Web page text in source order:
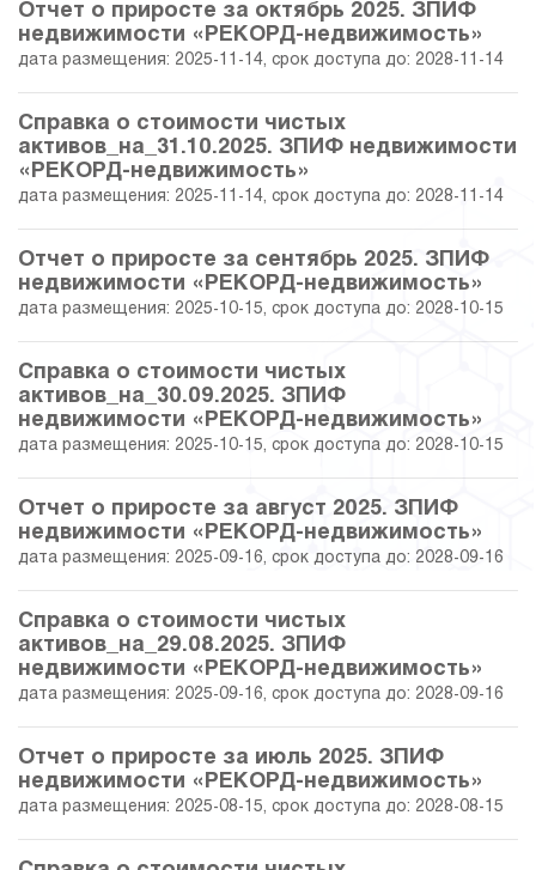
28.02.2023 46.85 35 977 134.78
31.01.2023 50.00 37 140 346.10
30.12.2022 48.22 36 482 555.70
31.10.2022 49.33 36 893 149.56
31.08.2022 53.13 38 299 851.50
29.07.2022 53.37 38 387 277.18
30.06.2022 51.95 39 819 889.44
31.05.2022 52.34 39 965 065.97
29.04.2022 52.33 39 961 755.23
31.03.2022 52.95 40 189 599.56
52.10 39 875 298.72
Отчет о приросте за октябрь 2025. ЗПИФ
недвижимости «РЕКОРД-недвижимость»
дата размещения: 2025-11-14, срок доступа до: 2028-11-14
Справка о стоимости чистых
активов_на_31.10.2025. ЗПИФ недвижимости
«РЕКОРД-недвижимость»
дата размещения: 2025-11-14, срок доступа до: 2028-11-14
Отчет о приросте за сентябрь 2025. ЗПИФ
недвижимости «РЕКОРД-недвижимость»
дата размещения: 2025-10-15, срок доступа до: 2028-10-15
Справка о стоимости чистых
активов_на_30.09.2025. ЗПИФ
недвижимости «РЕКОРД-недвижимость»
дата размещения: 2025-10-15, срок доступа до: 2028-10-15
Отчет о приросте за август 2025. ЗПИФ
недвижимости «РЕКОРД-недвижимость»
дата размещения: 2025-09-16, срок доступа до: 2028-09-16
Справка о стоимости чистых
активов_на_29.08.2025. ЗПИФ
недвижимости «РЕКОРД-недвижимость»
дата размещения: 2025-09-16, срок доступа до: 2028-09-16
Отчет о приросте за июль 2025. ЗПИФ
недвижимости «РЕКОРД-недвижимость»
дата размещения: 2025-08-15, срок доступа до: 2028-08-15